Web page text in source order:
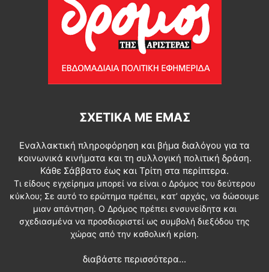
ΣΧΕΤΙΚΆ ΜΕ ΕΜΆΣ
Εναλλακτική πληροφόρηση και βήμα διαλόγου για τα
κοινωνικά κινήματα και τη συλλογική πολιτική δράση.
Κάθε Σάββατο έως και Τρίτη στα περίπτερα.
Τι είδους εγχείρημα μπορεί να είναι ο Δρόμος του δεύτερου
κύκλου; Σε αυτό το ερώτημα πρέπει, κατ’ αρχάς, να δώσουμε
μιαν απάντηση. Ο Δρόμος πρέπει ενσυνείδητα και
σχεδιασμένα να προσδιοριστεί ως συμβολή διεξόδου της
χώρας από την καθολική κρίση.
διαβάστε περισσότερα...